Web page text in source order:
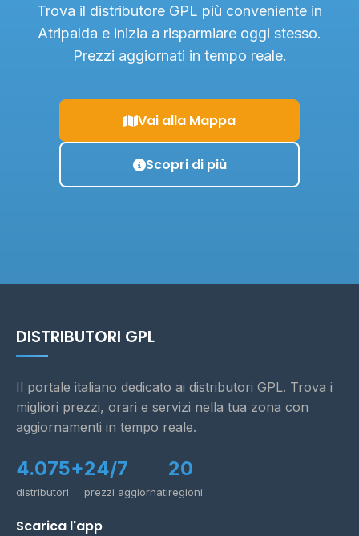
Trova il distributore GPL più conveniente in
Atripalda e inizia a risparmiare oggi stesso.
Prezzi aggiornati in tempo reale.
Vai alla Mappa
Scopri di più
DISTRIBUTORI GPL
Il portale italiano dedicato ai distributori GPL. Trova i
migliori prezzi, orari e servizi nella tua zona con
aggiornamenti in tempo reale.
4.075+
distributori
24/7
prezzi aggiornati
20
regioni
Scarica l'app